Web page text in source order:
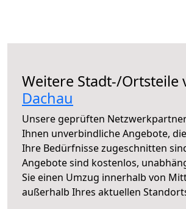
Weitere Stadt-/Ortsteile
Dachau
Unsere geprüften
Ihnen unverbindliche Angebote,
Ihre Bedürfnisse zugeschnitten
Angebote sind kostenlos,
Sie einen Umzug innerhalb von
außerhalb Ihres aktuellen